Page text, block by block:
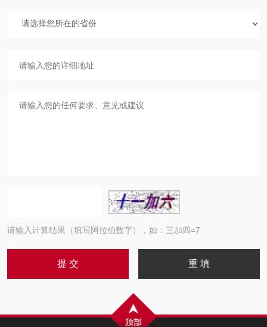
请输入计算结果（填写阿拉伯数字），如：三加四=7